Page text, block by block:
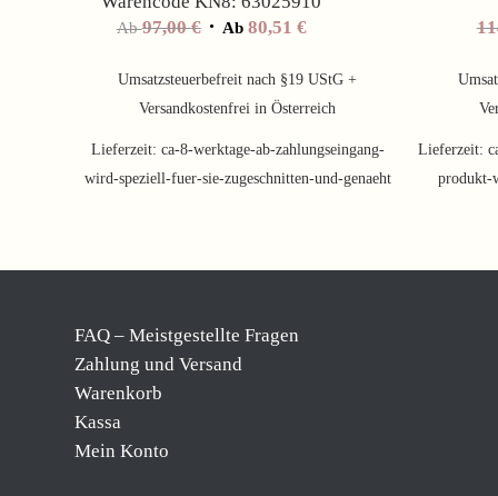
Ab97,00€ Ab 80,51 €
Umsatzsteuerbefreit nach §19 UStG +
Versandkostenfrei in Österreich
Lieferzeit: ca-8-werktage-ab-zahlungseingang-
wird-speziell-fuer-sie-zugeschnitten-und-genaeht
Lieferzeit:
produkt-
FAQ – Meistgestellte Fragen
Zahlung und Versand
Warenkorb
Kassa
Mein Konto